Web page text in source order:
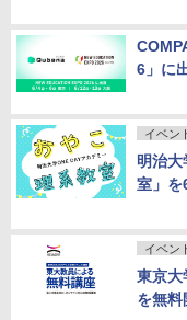
6」に
イベン
明治
室」を
イベン
東京大
を無料